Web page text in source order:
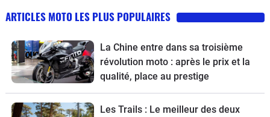
ARTICLES MOTO LES PLUS POPULAIRES
La Chine entre dans sa troisième
révolution moto : après le prix et la
qualité, place au prestige
Les Trails : Le meilleur des deux